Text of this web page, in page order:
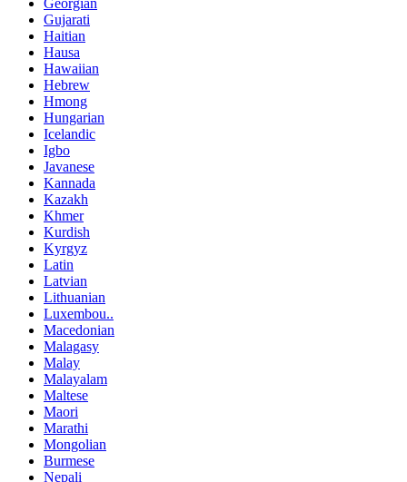
Georgian
Gujarati
Haitian
Hausa
Hawaiian
Hebrew
Hmong
Hungarian
Icelandic
Igbo
Javanese
Kannada
Kazakh
Khmer
Kurdish
Kyrgyz
Latin
Latvian
Lithuanian
Luxembou..
Macedonian
Malagasy
Malay
Malayalam
Maltese
Maori
Marathi
Mongolian
Burmese
Nepali